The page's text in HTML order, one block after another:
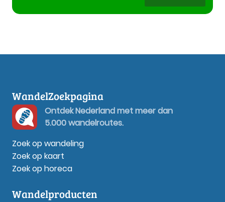
WandelZoekpagina
Ontdek Nederland met meer dan
5.000 wandelroutes.
Zoek op wandeling
Zoek op kaart
Zoek op horeca
Wandelproducten